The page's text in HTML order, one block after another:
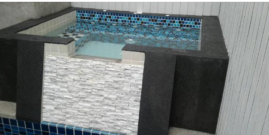
วิลลา
โรส
วิธ
ไพรเวต
พูล
–
Grand
Condotel
Villa
Rose
with
Private
Pool